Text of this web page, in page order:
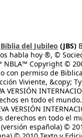
Biblia del Jubileo (JBS)
habla hoy ®, ©
Copyright ©
con permiso de
Viviente, &copy;
VERSIÓN
en todo el
VERSIÓN
derechos en todo el
española) ©